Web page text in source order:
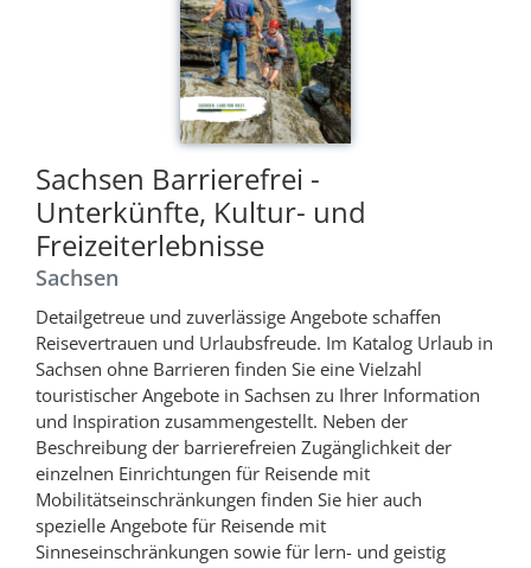
Sachsen Barrierefrei -
Unterkünfte, Kultur- und
Freizeiterlebnisse
Sachsen
Detailgetreue und zuverlässige Angebote schaffen
Reisevertrauen und Urlaubsfreude. Im Katalog Urlaub in
Sachsen ohne Barrieren finden Sie eine Vielzahl
touristischer Angebote in Sachsen zu Ihrer Information
und Inspiration zusammengestellt. Neben der
Beschreibung der barrierefreien Zugänglichkeit der
einzelnen Einrichtungen für Reisende mit
Mobilitätseinschränkungen finden Sie hier auch
spezielle Angebote für Reisende mit
Sinneseinschränkungen sowie für lern- und geistig